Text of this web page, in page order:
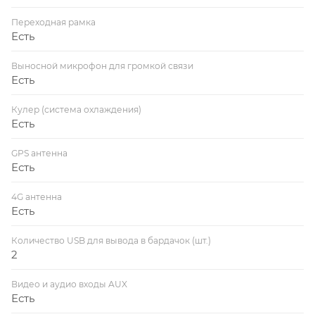
Переходная рамка
Есть
Выносной микрофон для громкой связи
Есть
Кулер (система охлаждения)
Есть
GPS антенна
Есть
4G антенна
Есть
Количество USB для вывода в бардачок (шт.)
2
Видео и аудио входы AUX
Есть